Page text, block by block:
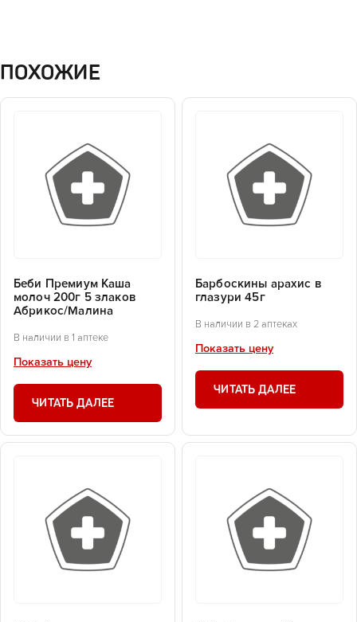
ПОХОЖИЕ
Беби Премиум Каша
молоч 200г 5 злаков
Абрикос/Малина
В наличии в 1 аптеке
Показать цену
ЧИТАТЬ ДАЛЕЕ
Барбоскины арахис в
глазури 45г
В наличии в 2 аптеках
Показать цену
ЧИТАТЬ ДАЛЕЕ